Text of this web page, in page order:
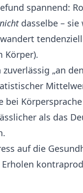
spannend:
nichtdasselbe – sie
tendenziell
Körper).
„an
bei
als das
auf die
Erholen